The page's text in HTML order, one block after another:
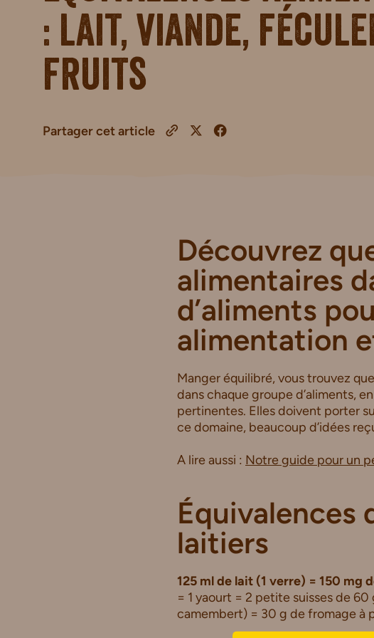
: lait, viande,
fruits
Partager cet article
Découvrez
alimentaires
d’aliments
alimentation
Manger équilibré, vous trouvez
dans chaque groupe d’aliments,
pertinentes. Elles doivent porter
ce domaine, beaucoup d’idées
A lire aussi : Notre guide pour un
Équivalences
laitiers
125 ml de lait (1 verre) = 150 mg
= 1 yaourt = 2 petite suisses de
camembert) = 30 g de fromage à